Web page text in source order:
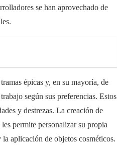
se han aprovechado de
épicas y, en su mayoría, de
según sus preferencias. Estos
y destrezas. La creación de
permite personalizar su propia
aplicación de objetos cosméticos.